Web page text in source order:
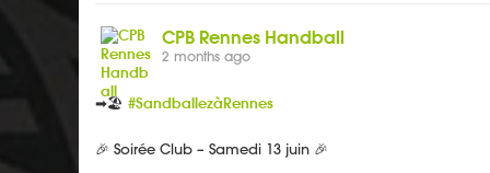
CPB Rennes Handball
2 months ago
➡🏖️ #SandballezàRennes
🎉 Soirée Club – Samedi 13 juin 🎉